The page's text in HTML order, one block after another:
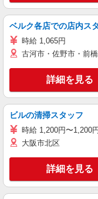
ベルク各店での店内ス
時給 1,065円
古河市・佐野市・前
詳細を見る
ビルの清掃スタッフ
時給 1,200円〜1,200円
大阪市北区
詳細を見る